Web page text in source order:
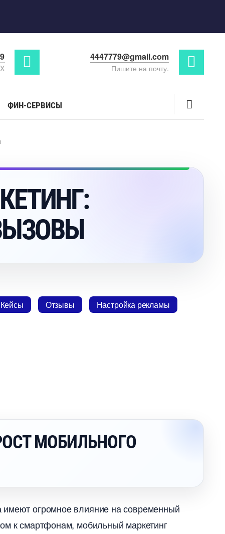
4447779@gmail.com
Пишите на почту.
ФИН-СЕРВИСЫ
Кейсы Отзывы
Настройка рекламы
МОБИЛЬНОГО
огромное влияние на современный
к смартфонам, мобильный маркетин